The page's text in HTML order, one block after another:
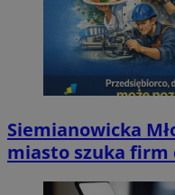
Siemianowicka
miasto szuka firm